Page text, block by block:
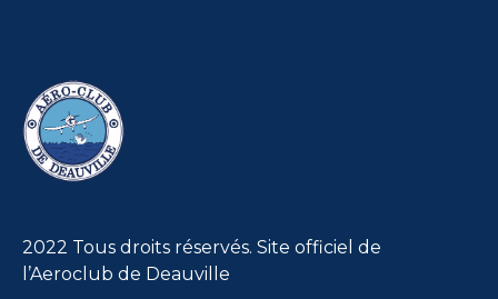
2022 Tous droits réservés. Site officiel de
l’Aeroclub de Deauville